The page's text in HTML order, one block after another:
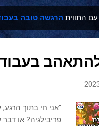
התווית הרגשה טובה
"אני חי בתוך
פריבילגיה? או